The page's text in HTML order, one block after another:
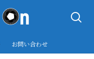
お問い合わせ